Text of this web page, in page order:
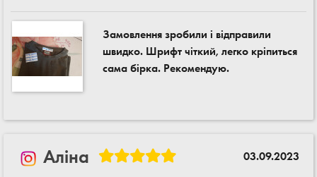
Замовлення зробили і відправили
швидко. Шрифт чіткий, легко кріпиться
сама бірка. Рекомендую.
Аліна 03.09.2023